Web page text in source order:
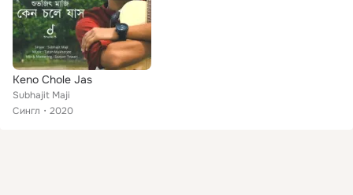
Keno Chole Jas
Subhajit Maji
Сингл
2020